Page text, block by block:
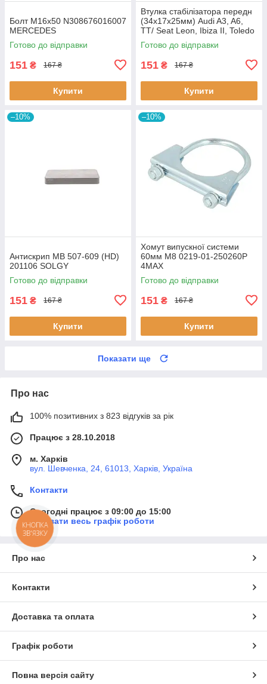
Болт M16x50 N308676016007
MERCEDES
Готово до відправки
151 ₴ 167 ₴
Купити
Втулка стабілізатора передн
(34х17х25мм) Audi A3, A6,
TT/ Seat Leon, Ibiza II, Toledo
II (BC0226) BCGUMA BC0226
BC GUMA
Готово до відправки
151 ₴ 167 ₴
Купити
–10%
Антискрип MB 507-609 (HD)
201106 SOLGY
Готово до відправки
151 ₴ 167 ₴
Купити
–10%
Хомут випускної системи
60мм M8 0219-01-250260P
4MAX
Готово до відправки
151 ₴ 167 ₴
Купити
Показати ще
Про нас
100% позитивних з 823 відгуків за рік
Працює з 28.10.2018
м. Харків
вул. Шевченка, 24, 61013, Харків, Україна
Контакти
Сьогодні працює з 09:00 до 15:00
Показати весь графік роботи
Про нас
Контакти
Доставка та оплата
Графік роботи
Повна версія сайту
КНОПКА
ЗВ'ЯЗКУ